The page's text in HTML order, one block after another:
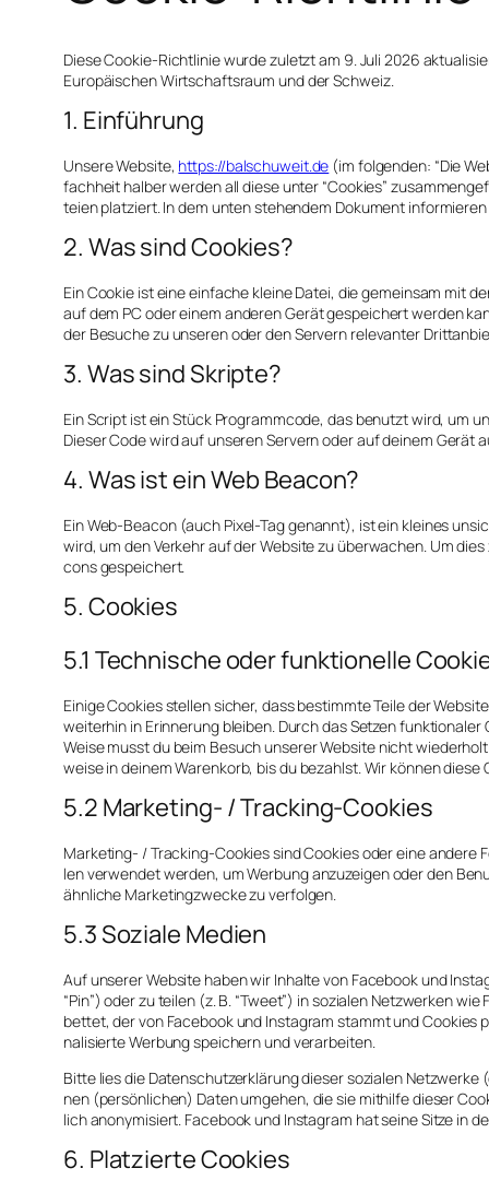
Die­se Coo­kie-Richt­li­nie wur­de zuletzt am 9. Juli 2026
Euro­päi­schen Wirt­schafts­raum und der Schweiz.
1. Einführung
Unse­re Web­site, https://balschuweit.de (im fol­gen­den: “Die
fach­heit hal­ber wer­den all die­se unter “Coo­kies”
tei­en plat­ziert. In dem unten ste­hen­dem Doku­ment
2. Was sind Cookies?
Ein Coo­kie ist eine ein­fa­che klei­ne Datei, die gemein­sam mit
auf dem PC oder einem ande­ren Gerät gespei­chert wer­den
der Besu­che zu unse­ren oder den Ser­vern rele­van­ter
3. Was sind Skripte?
Ein Script ist ein Stück Pro­gramm­code, das benutzt wird, um
Die­ser Code wird auf unse­ren Ser­vern oder auf dei­nem Gerät
4. Was ist ein Web Beacon?
Ein Web-Bea­con (auch Pixel-Tag genannt), ist ein klei­nes
wird, um den Ver­kehr auf der Web­site zu über­wa­chen. Um
cons gespei­chert.
5. Cookies
5.1 Technische oder funktionelle
Eini­ge Coo­kies stel­len sicher, dass bestimm­te Tei­le der
wei­ter­hin in Erin­ne­rung blei­ben. Durch das Set­zen
Wei­se musst du beim Besuch unse­rer Web­site nicht
wei­se in dei­nem Waren­korb, bis du bezahlst. Wir kön­nen
5.2 Marketing- / Tracking-Cookies
Mar­ke­ting- / Track­ing-Coo­kies sind Coo­kies oder eine
len ver­wen­det wer­den, um Wer­bung anzu­zei­gen oder den
ähn­li­che Mar­ke­ting­zwe­cke zu ver­fol­gen.
5.3 Soziale Medien
Auf unse­rer Web­site haben wir Inhal­te von Face­book und
“Pin”) oder zu tei­len (z. B. “Tweet”) in sozia­len Netz­wer­ken
bet­tet, der von Face­book und Insta­gram stammt und
na­li­sier­te Wer­bung spei­chern und ver­ar­bei­ten.
Bit­te lies die Daten­schutz­er­klä­rung die­ser sozia­len
nen (per­sön­li­chen) Daten umge­hen, die sie mit­hil­fe die­ser
lich anony­mi­siert. Face­book und Insta­gram hat sei­ne Sit­ze in
6. Platzierte Cookies